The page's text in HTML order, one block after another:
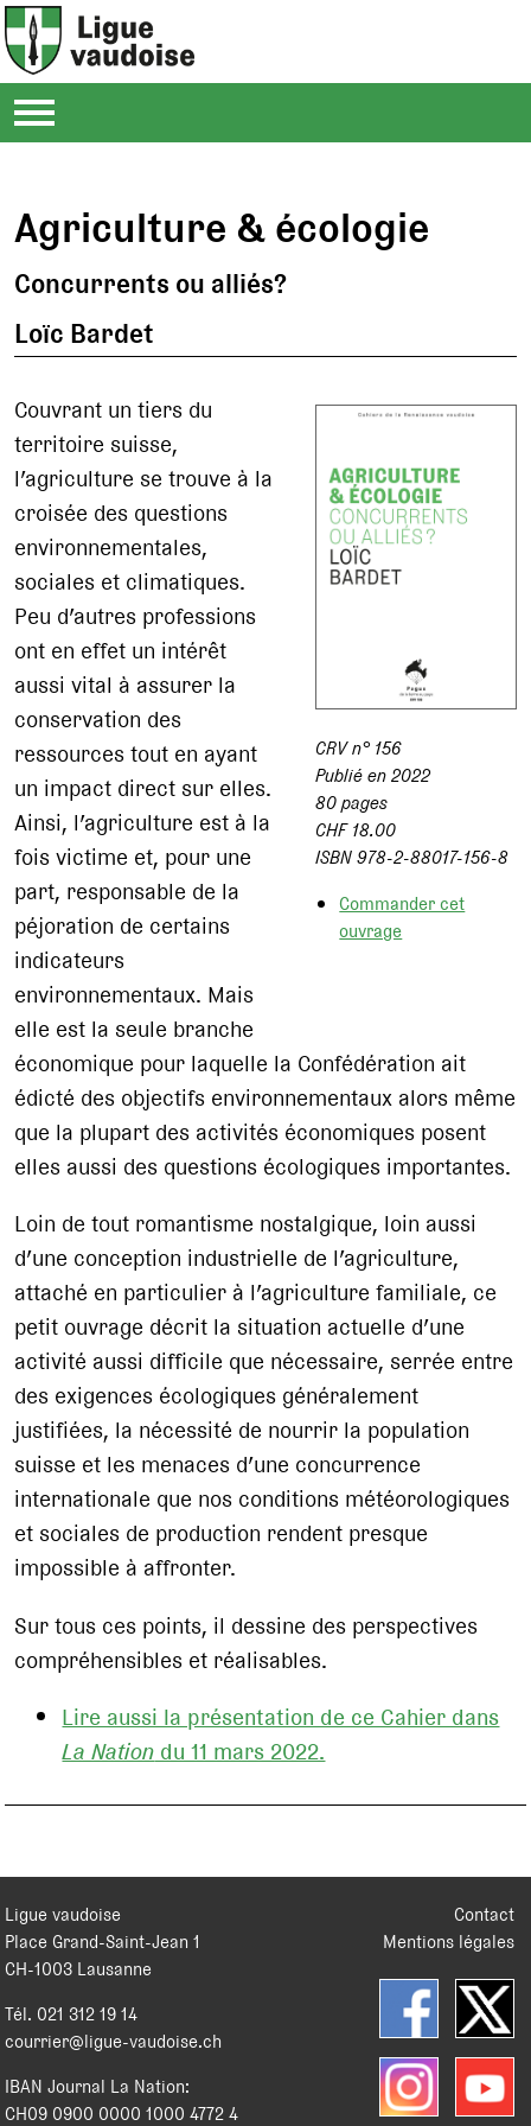
Agriculture & écologie
Concurrents ou alliés?
Loïc Bardet
CRV n° 156
Publié en 2022
80 pages
CHF 18.00
ISBN 978-2-88017-156-8
Commander cet
ouvrage
Couvrant un tiers du
territoire suisse,
l’agriculture se trouve à la
croisée des questions
environnementales,
sociales et climatiques.
Peu d’autres professions
ont en effet un intérêt
aussi vital à assurer la
conservation des
ressources tout en ayant
un impact direct sur elles.
Ainsi, l’agriculture est à la
fois victime et, pour une
part, responsable de la
péjoration de certains
indicateurs
environnementaux. Mais
elle est la seule branche
économique pour laquelle la Confédération ait
édicté des objectifs environnementaux alors même
que la plupart des activités économiques posent
elles aussi des questions écologiques importantes.
Loin de tout romantisme nostalgique, loin aussi
d’une conception industrielle de l’agriculture,
attaché en particulier à l’agriculture familiale, ce
petit ouvrage décrit la situation actuelle d’une
activité aussi difficile que nécessaire, serrée entre
des exigences écologiques généralement
justifiées, la nécessité de nourrir la population
suisse et les menaces d’une concurrence
internationale que nos conditions météorologiques
et sociales de production rendent presque
impossible à affronter.
Sur tous ces points, il dessine des perspectives
compréhensibles et réalisables.
Lire aussi la présentation de ce Cahier dans
La Nation du 11 mars 2022.
Contact
Mentions légales
Ligue vaudoise
Place Grand-Saint-Jean 1
CH-1003 Lausanne
Tél. 021 312 19 14
courrier@ligue-vaudoise.ch
IBAN Journal La Nation:
CH09 0900 0000 1000 4772 4